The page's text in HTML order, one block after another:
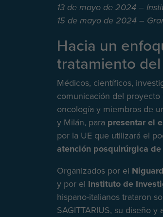
13 de mayo de 2024 –
15 de mayo de 2024 –
Hacia un
tratamiento
Médicos, científicos,
comunicación del proyecto
oncología y miembros de
y Milán, para presentar el
por la UE que utilizará el
atención posquirúrgica
Organizados por el
y por el Instituto de
hispano-italianos trataron
SAGITTARIUS, su diseño